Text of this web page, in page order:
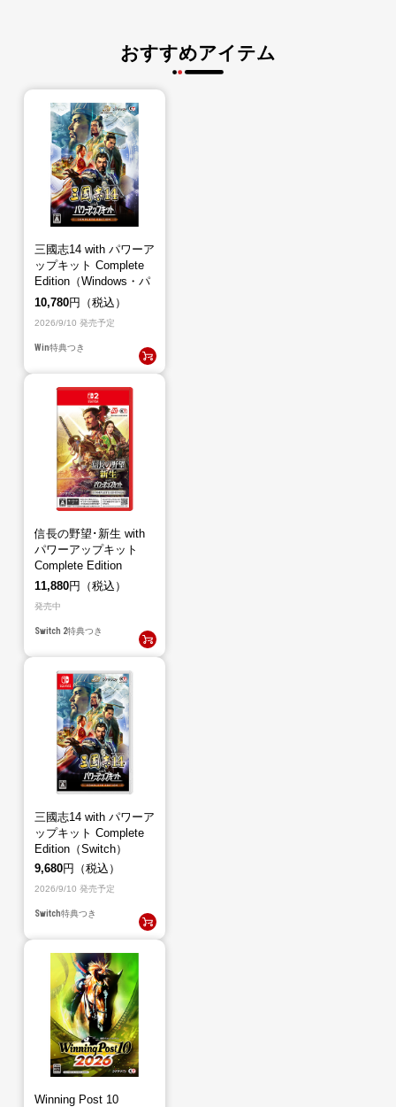
おすすめアイテム
三國志14 with パワーア
ップキット Complete
Edition（Windows・パ
ッケージ版）
10,780円（税込）
2026/9/10 発売予定
Win特典つき
信長の野望･新生 with
パワーアップキット
Complete Edition
（Switch2）
11,880円（税込）
発売中
Switch 2特典つき
三國志14 with パワーア
ップキット Complete
Edition（Switch）
9,680円（税込）
2026/9/10 発売予定
Switch特典つき
Winning Post 10